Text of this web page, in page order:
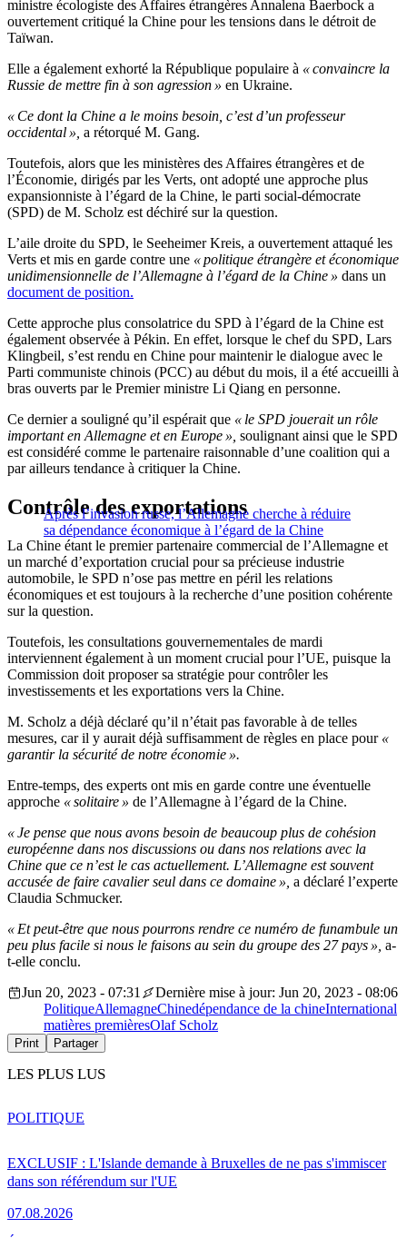
ministre écologiste des Affaires étrangères Annalena Baerbock a
ouvertement critiqué la Chine pour les tensions dans le détroit de
Taïwan.
Elle a également exhorté la République populaire à « convaincre la
Russie de mettre fin à son agression » en Ukraine.
« Ce dont la Chine a le moins besoin, c’est d’un professeur
occidental », a rétorqué M. Gang.
Toutefois, alors que les ministères des Affaires étrangères et de
l’Économie, dirigés par les Verts, ont adopté une approche plus
expansionniste à l’égard de la Chine, le parti social-démocrate
(SPD) de M. Scholz est déchiré sur la question.
L’aile droite du SPD, le Seeheimer Kreis, a ouvertement attaqué les
Verts et mis en garde contre une « politique étrangère et économique
unidimensionnelle de l’Allemagne à l’égard de la Chine » dans un
document de position.
Cette approche plus consolatrice du SPD à l’égard de la Chine est
également observée à Pékin. En effet, lorsque le chef du SPD, Lars
Klingbeil, s’est rendu en Chine pour maintenir le dialogue avec le
Parti communiste chinois (PCC) au début du mois, il a été accueilli à
bras ouverts par le Premier ministre Li Qiang en personne.
Ce dernier a souligné qu’il espérait que « le SPD jouerait un rôle
important en Allemagne et en Europe », soulignant ainsi que le SPD
est considéré comme le partenaire raisonnable d’une coalition qui a
par ailleurs tendance à critiquer la Chine.
Après l’invasion russe, l’Allemagne cherche à réduire
sa dépendance économique à l’égard de la Chine
Contrôle des exportations
La Chine étant le premier partenaire commercial de l’Allemagne et
un marché d’exportation crucial pour sa précieuse industrie
automobile, le SPD n’ose pas mettre en péril les relations
économiques et est toujours à la recherche d’une position cohérente
sur la question.
Toutefois, les consultations gouvernementales de mardi
interviennent également à un moment crucial pour l’UE, puisque la
Commission doit proposer sa stratégie pour contrôler les
investissements et les exportations vers la Chine.
M. Scholz a déjà déclaré qu’il n’était pas favorable à de telles
mesures, car il y aurait déjà suffisamment de règles en place pour «
garantir la sécurité de notre économie ».
Entre-temps, des experts ont mis en garde contre une éventuelle
approche « solitaire » de l’Allemagne à l’égard de la Chine.
« Je pense que nous avons besoin de beaucoup plus de cohésion
européenne dans nos discussions ou dans nos relations avec la
Chine que ce n’est le cas actuellement. L’Allemagne est souvent
accusée de faire cavalier seul dans ce domaine », a déclaré l’experte
Claudia Schmucker.
« Et peut-être que nous pourrons rendre ce numéro de funambule un
peu plus facile si nous le faisons au sein du groupe des 27 pays », a-
t-elle conclu.
Jun 20, 2023 - 07:31
Dernière mise à jour: Jun 20, 2023 - 08:06
PolitiqueAllemagneChinedépendance de la chineInternational
matières premièresOlaf Scholz
Print Partager
LES PLUS LUS
EXCLUSIF : L'Islande demande à Bruxelles de ne pas s'immiscer
dans son référendum sur l'UE
07.08.2026
POLITIQUE